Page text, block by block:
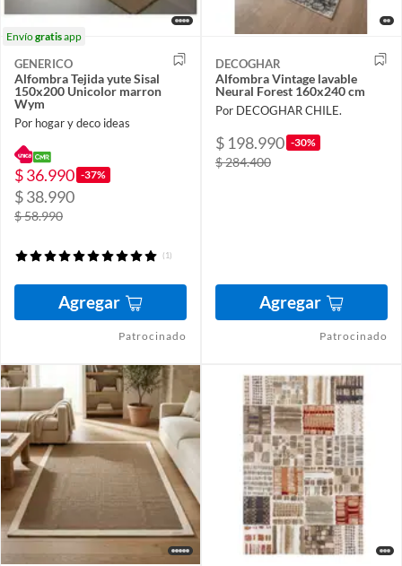
Envíogratisapp
GENERICO
Alfombra Tejida yute Sisal
150x200 Unicolor marron
Wym
Por hogar y deco ideas
$ 36.990 -37%
$ 38.990
$ 58.990
(1)
Agregar
Patrocinado
DECOGHAR
Alfombra Vintage lavable
Neural Forest 160x240 cm
Por DECOGHAR CHILE.
$ 198.990 -30%
$ 284.400
Agregar
Patrocinado